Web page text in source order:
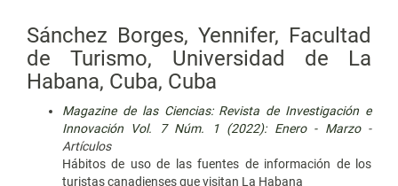
Sánchez Borges, Yennifer, Facultad
de Turismo, Universidad de La
Habana, Cuba, Cuba
Magazine de las Ciencias: Revista de Investigación e
Innovación Vol. 7 Núm. 1 (2022): Enero - Marzo-
Artículos
Hábitos de uso de las fuentes de información de los
turistas canadienses que visitan La Habana